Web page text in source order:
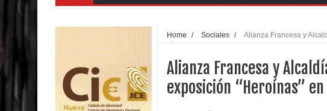
Home / Sociales /
Alianza Francesa y
mujer
Alianza Francesa y
exposición “Heroínas”